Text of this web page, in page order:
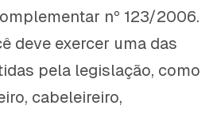
nº 123/2006.
deve exercer uma das
pela legislação, como
cabeleireiro,